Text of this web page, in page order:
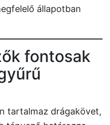
állapotban
fontosak
tartalmaz drágakövet,